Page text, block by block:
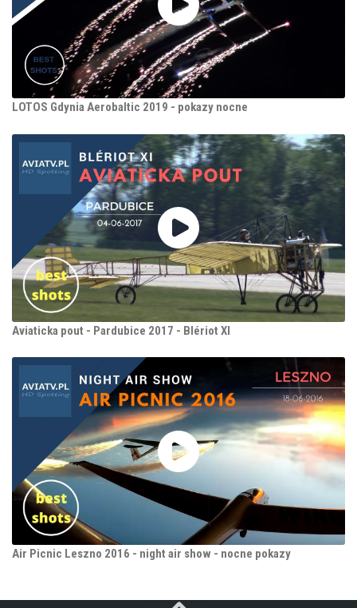
LOTOS Gdynia Aerobaltic 2019 - pokazy nocne
Aviaticka pout - Pardubice 2017 - Blériot XI
Air Picnic Leszno 2016 - night air show - nocne pokazy